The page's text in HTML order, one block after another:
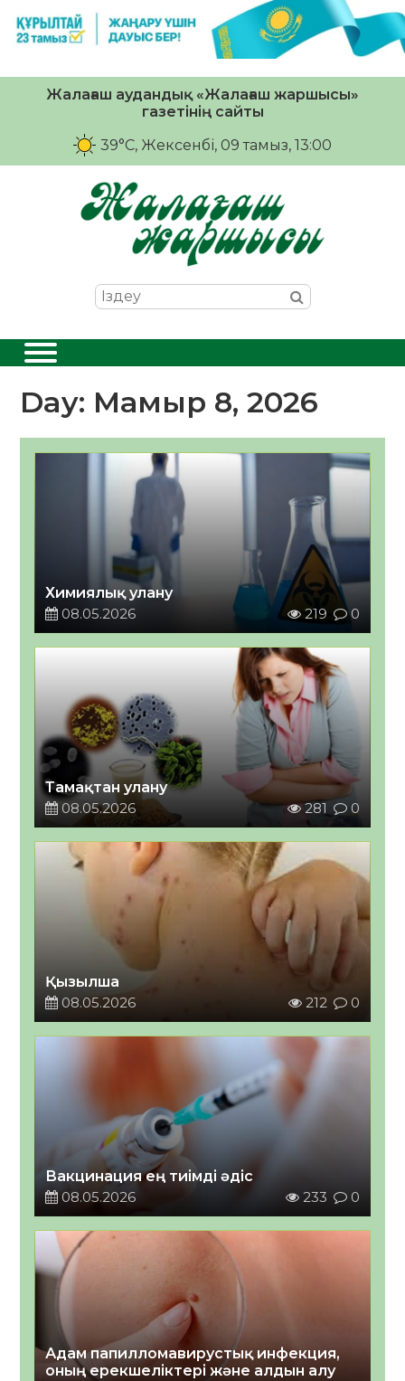
Жалағаш аудандық «Жалағаш жаршысы»
газетінің сайты
39°C, Жексенбі, 09 тамыз, 13:00
Day: Мамыр 8, 2026
Химиялық улану
08.05.2026
219 0
Тамақтан улану
08.05.2026
281 0
Қызылша
08.05.2026
212 0
Вакцинация ең тиімді әдіс
08.05.2026
233 0
Адам папилломавирустық инфекция,
оның ерекшеліктері және алдын алу